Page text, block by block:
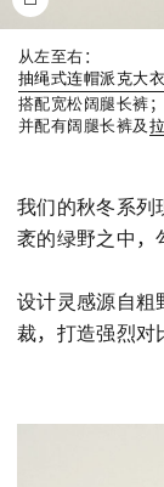
从左至右：
抽绳式连帽派克大衣
搭配宽松阔腿长裤
并配有阔腿长裤及
我们的秋冬系列
袤的绿野之中，
设计灵感源自粗
裁，打造强烈对